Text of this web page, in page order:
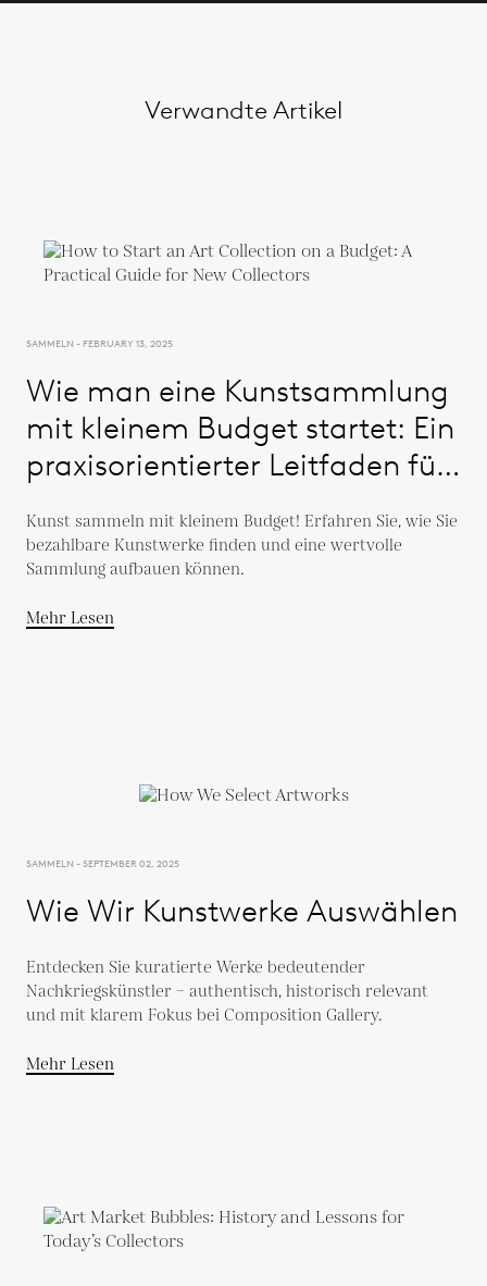
Verwandte Artikel
SAMMELN - FEBRUARY 13, 2025
Wie man eine Kunstsammlung
mit kleinem Budget startet: Ein
praxisorientierter Leitfaden für
Kunst sammeln mit kleinem Budget! Erfahren Sie, wie Sie
bezahlbare Kunstwerke finden und eine wertvolle
Sammlung aufbauen können.
Mehr Lesen
SAMMELN - SEPTEMBER 02, 2025
Wie Wir Kunstwerke Auswählen
Entdecken Sie kuratierte Werke bedeutender
Nachkriegskünstler – authentisch, historisch relevant
und mit klarem Fokus bei Composition Gallery.
Mehr Lesen